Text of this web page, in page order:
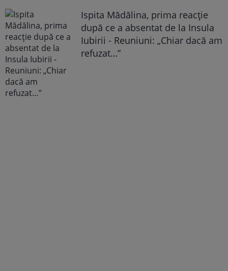
Ispita Mădălina, prima reacție
după ce a absentat de la Insula
Iubirii - Reuniuni: „Chiar dacă am
refuzat…”